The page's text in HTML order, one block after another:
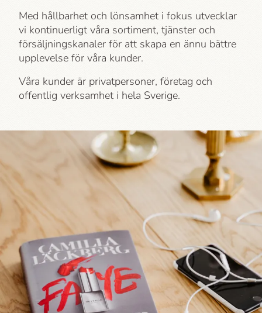
Med hållbarhet och lönsamhet i fokus utvecklar
vi kontinuerligt våra sortiment, tjänster och
försäljningskanaler för att skapa en ännu bättre
upplevelse för våra kunder.
Våra kunder är privatpersoner, företag och
offentlig verksamhet i hela Sverige.